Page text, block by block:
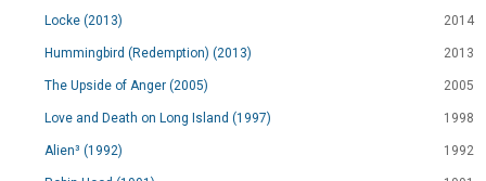
Locke (2013)
2014
Hummingbird (Redemption) (2013) 2013
The Upside of Anger (2005) 2005
Love and Death on Long Island (1997) 1998
Alien³ (1992) 1992